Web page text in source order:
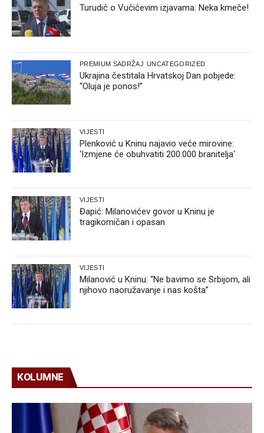
Turudić o Vučićevim izjavama: Neka kmeče!
PREMIUM SADRŽAJ UNCATEGORIZED
Ukrajina čestitala Hrvatskoj Dan pobjede:
“Oluja je ponos!”
VIJESTI
Plenković u Kninu najavio veće mirovine:
‘Izmjene će obuhvatiti 200.000 branitelja‘
VIJESTI
Đapić: Milanovićev govor u Kninu je
tragikomičan i opasan
VIJESTI
Milanović u Kninu: “Ne bavimo se Srbijom, ali
njihovo naoružavanje i nas košta”
KOLUMNE